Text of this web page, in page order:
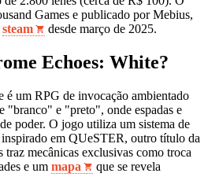
Games e publicado por Mebius,
steam desde março de 2025.
Echoes: White?
é um RPG de invocação ambientado
"branco" e "preto", onde espadas e
poder. O jogo utiliza um sistema de
inspirado em QUeSTER, outro título da
traz mecânicas exclusivas como troca
e um mapa
que se revela